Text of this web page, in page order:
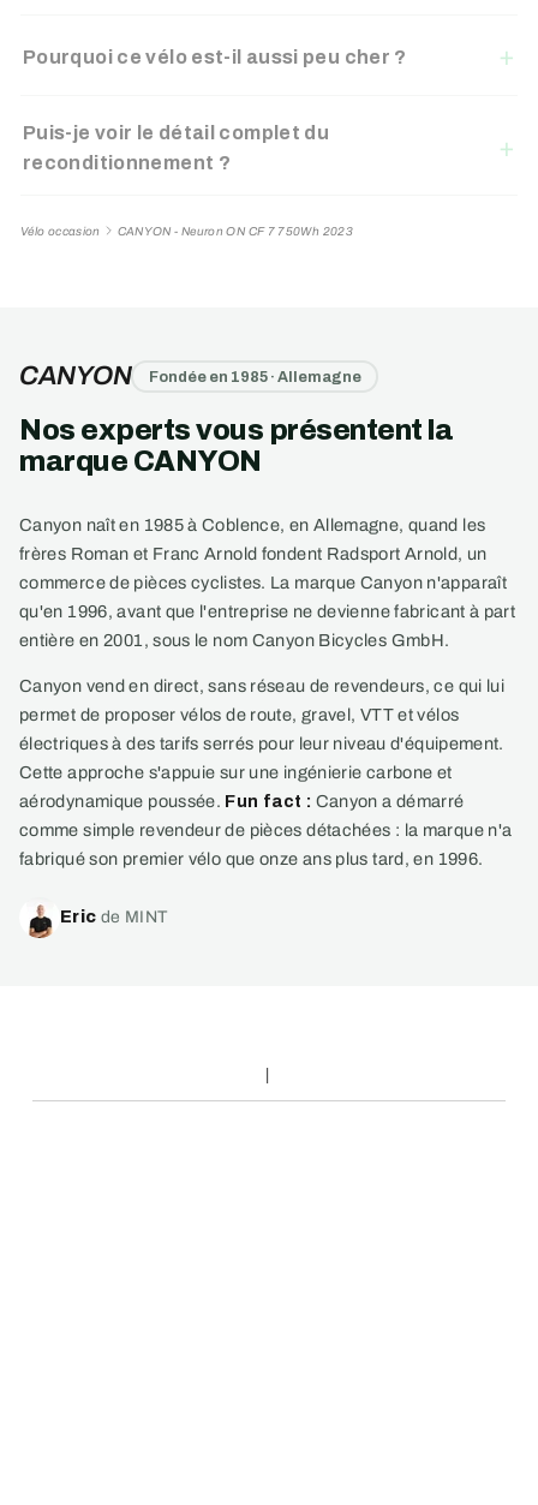
Pourquoi ce vélo est-il aussi peu cher ?
Puis-je voir le détail complet du
reconditionnement ?
Vélo occasion CANYON - Neuron ON CF 7 750Wh 2023
CANYON Fondée en 1985 · Allemagne
Nos experts vous présentent la
marque CANYON
Canyon naît en 1985 à Coblence, en Allemagne, quand les
frères Roman et Franc Arnold fondent Radsport Arnold, un
commerce de pièces cyclistes. La marque Canyon n'apparaît
qu'en 1996, avant que l'entreprise ne devienne fabricant à part
entière en 2001, sous le nom Canyon Bicycles GmbH.
Canyon vend en direct, sans réseau de revendeurs, ce qui lui
permet de proposer vélos de route, gravel, VTT et vélos
électriques à des tarifs serrés pour leur niveau d'équipement.
Cette approche s'appuie sur une ingénierie carbone et
aérodynamique poussée. Fun fact : Canyon a démarré
comme simple revendeur de pièces détachées : la marque n'a
fabriqué son premier vélo que onze ans plus tard, en 1996.
Eric de MINT